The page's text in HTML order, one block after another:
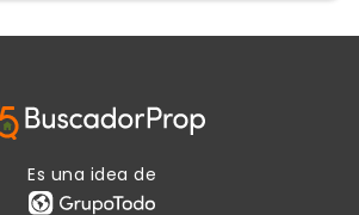
Es una idea de